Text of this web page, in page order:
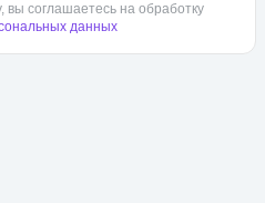
вы соглашаетесь на обработку
данных